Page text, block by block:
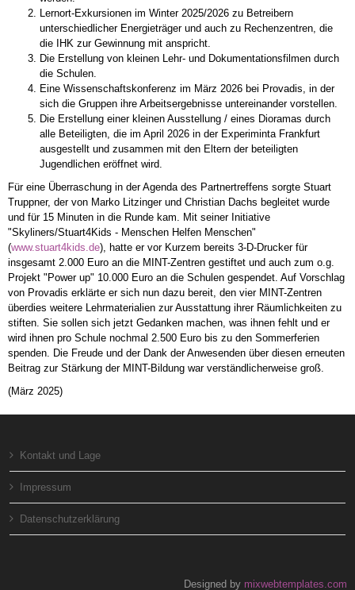
Lernort-Exkursionen im Winter 2025/2026 zu Betreibern
unterschiedlicher Energieträger und auch zu Rechenzentren, die
die IHK zur Gewinnung mit anspricht.
Die Erstellung von kleinen Lehr- und Dokumentationsfilmen durch
die Schulen.
Eine Wissenschaftskonferenz im März 2026 bei Provadis, in der
sich die Gruppen ihre Arbeitsergebnisse untereinander vorstellen.
Die Erstellung einer kleinen Ausstellung / eines Dioramas durch
alle Beteiligten, die im April 2026 in der Experiminta Frankfurt
ausgestellt und zusammen mit den Eltern der beteiligten
Jugendlichen eröffnet wird.
Für eine Überraschung in der Agenda des Partnertreffens sorgte Stuart
Truppner, der von Marko Litzinger und Christian Dachs begleitet wurde
und für 15 Minuten in die Runde kam. Mit seiner Initiative
"Skyliners/Stuart4Kids - Menschen Helfen Menschen"
(www.stuart4kids.de), hatte er vor Kurzem bereits 3-D-Drucker für
insgesamt 2.000 Euro an die MINT-Zentren gestiftet und auch zum o.g.
Projekt "Power up" 10.000 Euro an die Schulen gespendet. Auf Vorschlag
von Provadis erklärte er sich nun dazu bereit, den vier MINT-Zentren
überdies weitere Lehrmaterialien zur Ausstattung ihrer Räumlichkeiten zu
stiften. Sie sollen sich jetzt Gedanken machen, was ihnen fehlt und er
wird ihnen pro Schule nochmal 2.500 Euro bis zu den Sommerferien
spenden. Die Freude und der Dank der Anwesenden über diesen erneuten
Beitrag zur Stärkung der MINT-Bildung war verständlicherweise groß.
(März 2025)
Kontakt und Lage
Impressum
Datenschutzerklärung
Designed by mixwebtemplates.com